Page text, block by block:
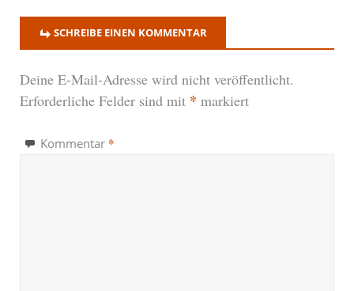
SCHREIBE EINEN KOMMENTAR
Deine E-Mail-Adresse wird nicht veröffentlicht.
Erforderliche Felder sind mit * markiert
Kommentar *